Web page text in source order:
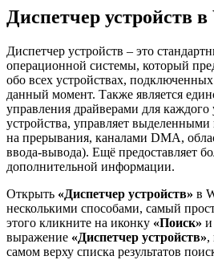
Диспетчер устройств
Диспетчер устройств – это
операционной системы, который
обо всех устройствах,
данный момент. Также является
управления драйверами для каждого
устройства, управляет
на прерывания, каналами DMA,
ввода-вывода). Ещё предоставляет
дополнительной информации.
Открыть «Диспетчер устройств» в
несколькими способами, самый
этого кликните на иконку «Поиск» и
выражение «Диспетчер устройств»,
самом верху списка результатов